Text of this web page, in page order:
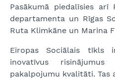
Pasākumā piedalīsies arī
departamenta un Rīgas
Ruta Klimkāne un Marina
Eiropas Sociālais tīkls
inovatīvus
pakalpojumu kvalitāti. Tas